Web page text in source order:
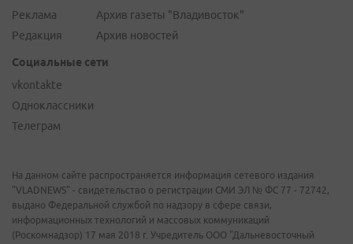
Реклама
Редакция
Архив газеты "Владивосток"
Архив новостей
Социальные сети
vkontakte
Одноклассники
Телеграм
На данном сайте распространяется информация сетевого издания
"VLADNEWS" - свидетельство о регистрации СМИ ЭЛ № ФС 77 - 72742,
выдано Федеральной службой по надзору в сфере связи,
информационных технологий и массовых коммуникаций
(Роскомнадзор) 17 мая 2018 г. Учредитель ООО "Дальневосточный